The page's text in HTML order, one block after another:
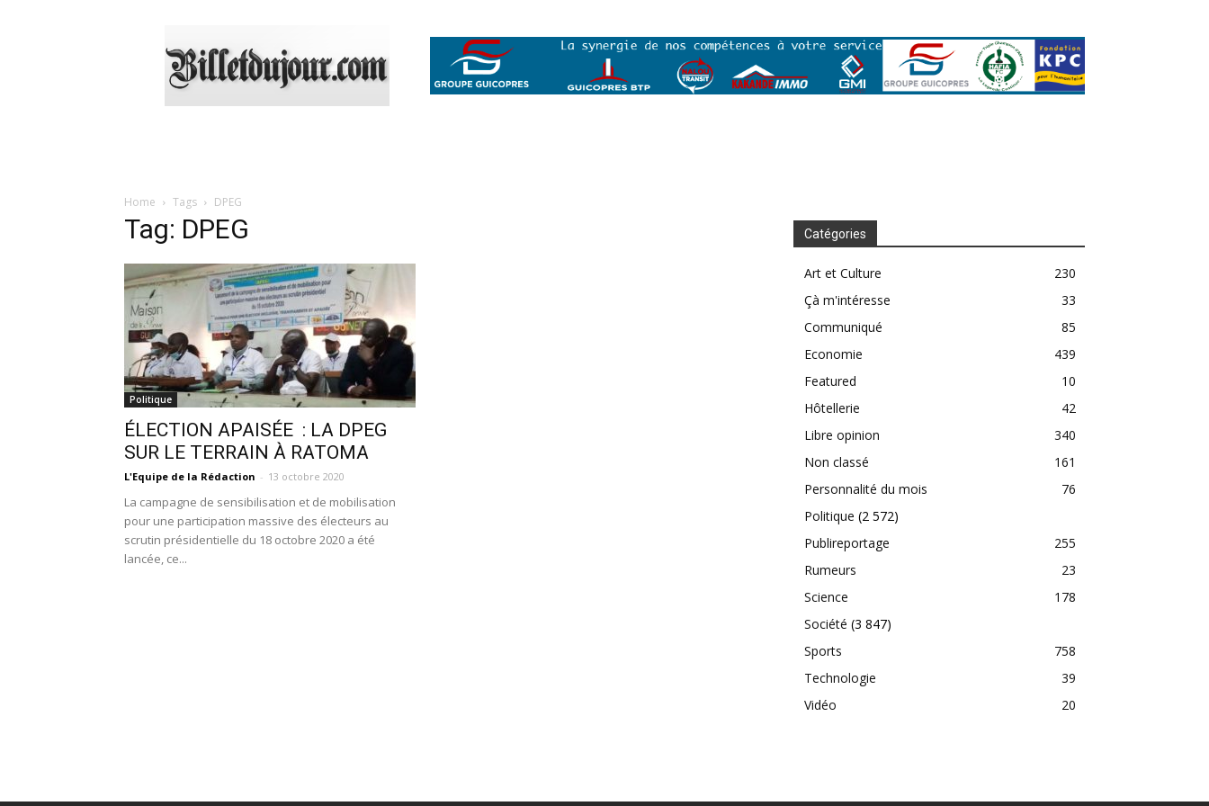
Home Tags DPEG
Tag: DPEG
Politique
ÉLECTION APAISÉE : LA DPEG
SUR LE TERRAIN À RATOMA
L'Equipe de la Rédaction - 13 octobre 2020
La campagne de sensibilisation et de mobilisation
pour une participation massive des électeurs au
scrutin présidentielle du 18 octobre 2020 a été
lancée, ce...
Catégories
Art et Culture
230
Çà m'intéresse
33
Communiqué
85
Economie
439
Featured
10
Hôtellerie
42
Libre opinion
340
Non classé
161
Personnalité du mois
76
Politique (2 572)
Publireportage
255
Rumeurs
23
Science
178
Société (3 847)
Sports
758
Technologie
39
Vidéo
20